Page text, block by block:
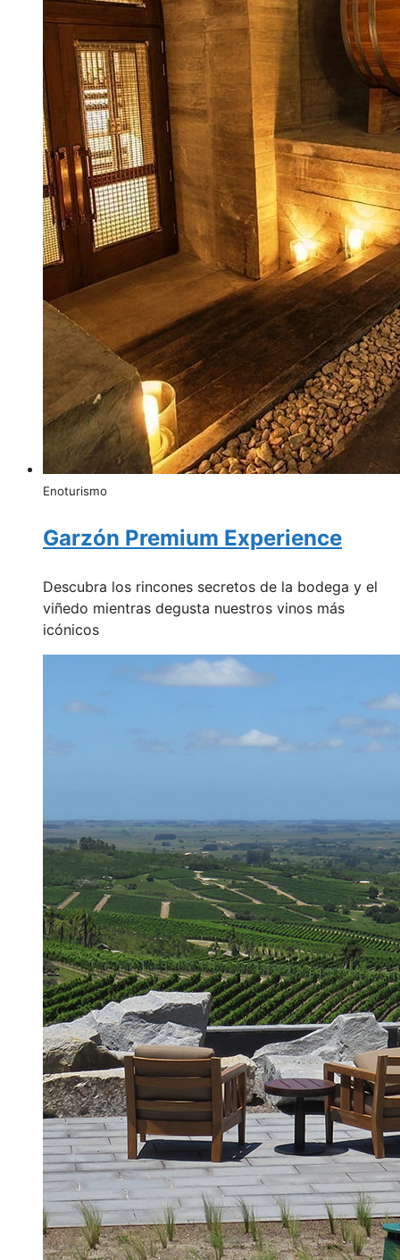
Enoturismo
Garzón Premium Experience
Descubra los rincones secretos de la bodega y el
viñedo mientras degusta nuestros vinos más
icónicos